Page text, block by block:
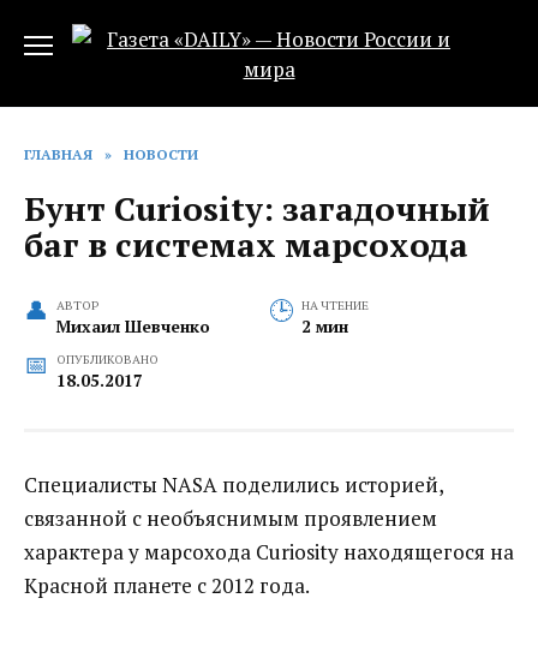
ГЛАВНАЯ » НОВОСТИ
Бунт Curiosity: загадочный
баг в системах марсохода‍
АВТОР
Михаил Шевченко
НА ЧТЕНИЕ
2 мин
ОПУБЛИКОВАНО
18.05.2017
Специалисты NASA поделились историей,
связанной с необъяснимым проявлением
характера у марсохода Curiosity находящегося на
Красной планете с 2012 года.